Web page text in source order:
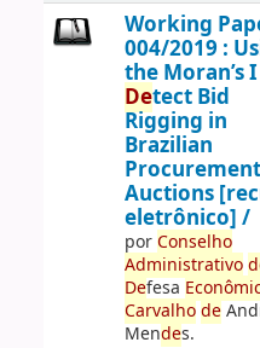
Working
004/2019 :
the Moran’s
Detect Bid
Rigging in
Brazilian
Procurement
Auctions
eletrônico] /
porConselho
Administrativo
Defesa
Carvalho de
Mendes.